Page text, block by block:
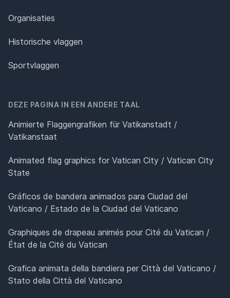
Organisaties
Historische vlaggen
Sportvlaggen
DEZE PAGINA IN EEN ANDERE TAAL
Animierte Flaggengrafiken für Vatikanstadt /
Vatikanstaat
Animated flag graphics for Vatican City / Vatican City
State
Gráficos de bandera animados para Ciudad del
Vaticano / Estado de la Ciudad del Vaticano
Graphiques de drapeau animés pour Cité du Vatican /
État de la Cité du Vatican
Grafica animata della bandiera per Città del Vaticano /
Stato della Città del Vaticano